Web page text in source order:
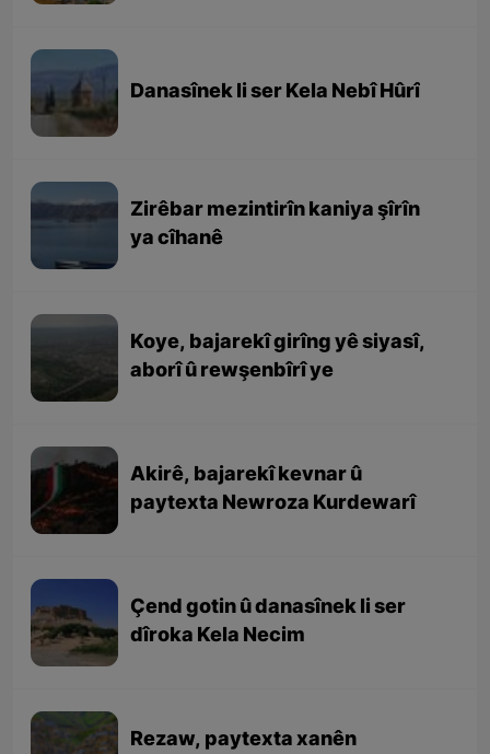
Danasînek li ser Kela Nebî Hûrî
Zirêbar mezintirîn kaniya şîrîn
ya cîhanê
Koye, bajarekî girîng yê siyasî,
aborî û rewşenbîrî ye
Akirê, bajarekî kevnar û
paytexta Newroza Kurdewarî
Çend gotin û danasînek li ser
dîroka Kela Necim
Rezaw, paytexta xanên